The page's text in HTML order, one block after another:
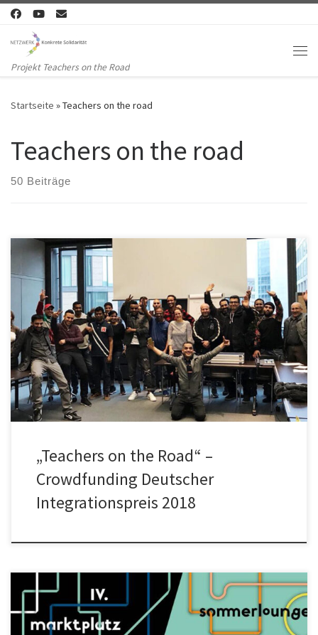
Zum Inhalt springen
Projekt Teachers on the Road
Startseite »Teachers on the road
Teachers on the road
50 Beiträge
Teachers on the Road Frankfurter Kandidat für den Deutschen
Integrationspreis 2018 Kostenloser Deutsch-Unterricht für
Geflüchtete und Migrantinnen und Migranten – […]
„Teachers on the Road“ –
Crowdfunding Deutscher
Integrationspreis 2018